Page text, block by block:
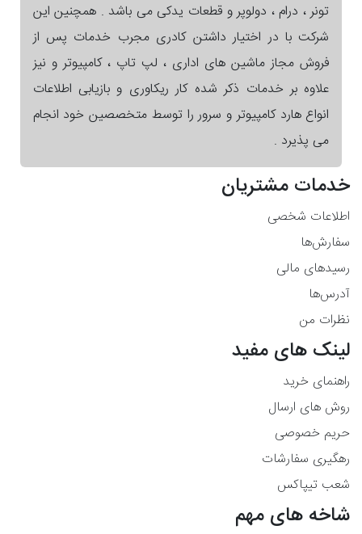
تونر ، درام ، دولوپر و قطعات یدکی می باشد . همچنین این
شرکت با در اختیار داشتن کادری مجرب خدمات پس از
فروش مجاز ماشین های اداری ، لپ تاپ ، کامپیوتر و نیز
علاوه بر خدمات ذکر شده کار ریکاوری و بازیابی اطلاعات
انواع هارد کامپیوتر و سرور را توسط متخصصین خود انجام
می پذیرد .
خدمات مشتریان
اطلاعات شخصی
سفارش‌ها
رسیدهای مالی
آدرس‌ها
نظرات من
لینک های مفید
راهنمای خرید
روش های ارسال
حریم خصوصی
رهگیری سفارشات
شعب تیپاکس
شاخه های مهم